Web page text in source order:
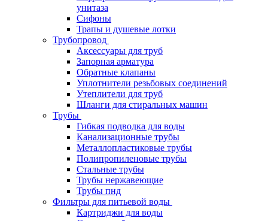
унитаза
Сифоны
Трапы и душевые лотки
Трубопровод
Аксессуары для труб
Запорная арматура
Обратные клапаны
Уплотнители резьбовых соединений
Утеплители для труб
Шланги для стиральных машин
Трубы
Гибкая подводка для воды
Канализационные трубы
Металлопластиковые трубы
Полипропиленовые трубы
Стальные трубы
Трубы нержавеющие
Трубы пнд
Фильтры для питьевой воды
Картриджи для воды